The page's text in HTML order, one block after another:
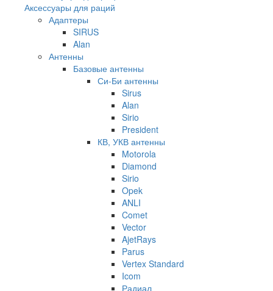
Аксессуары для раций
Адаптеры
SIRUS
Alan
Антенны
Базовые антенны
Си-Би антенны
Sirus
Alan
Sirio
President
КВ, УКВ антенны
Motorola
Diamond
Sirio
Opek
ANLI
Comet
Vector
AjetRays
Parus
Vertex Standard
Icom
Радиал